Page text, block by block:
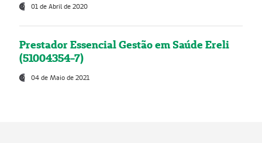
01 de Abril de 2020
Prestador Essencial Gestão em Saúde Ereli
(51004354-7)
04 de Maio de 2021